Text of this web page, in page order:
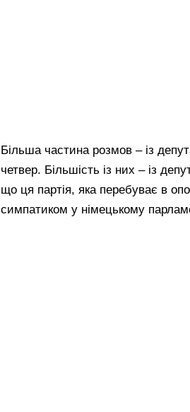
Більша частина розмов – із
четвер. Більшість із них – із
що ця партія, яка перебуває в
симпатиком у німецькому